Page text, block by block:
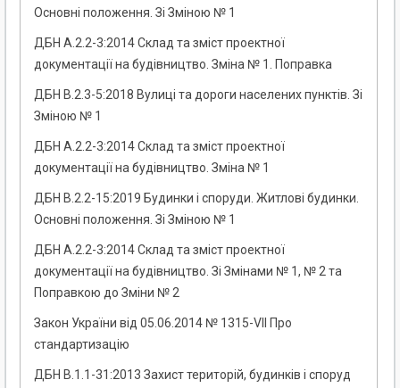
Основні положення. Зі Зміною № 1
ДБН А.2.2-3:2014 Склад та зміст проектної
документації на будівництво. Зміна № 1. Поправка
ДБН В.2.3-5:2018 Вулиці та дороги населених пунктів. Зі
Зміною № 1
ДБН А.2.2-3:2014 Склад та зміст проектної
документації на будівництво. Зміна № 1
ДБН В.2.2-15:2019 Будинки і споруди. Житлові будинки.
Основні положення. Зі Зміною № 1
ДБН А.2.2-3:2014 Склад та зміст проектної
документації на будівництво. Зі Змінами № 1, № 2 та
Поправкою до Зміни № 2
Закон України від 05.06.2014 № 1315-VII Про
стандартизацію
ДБН В.1.1-31:2013 Захист територій, будинків і споруд